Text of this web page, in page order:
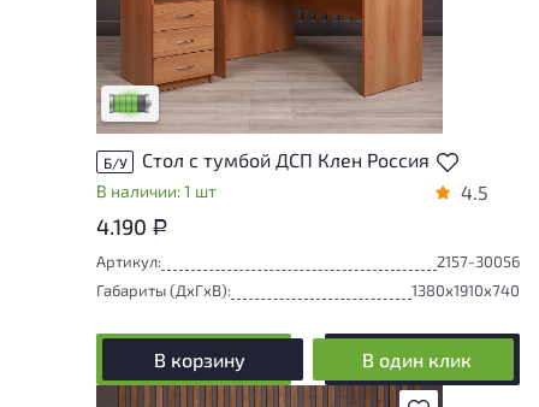
У товара присутствуют незначительные
следы эксплуатации, не влияющие на
удобство его использования
Низкая степень износа
Б/У Стол с тумбой ДСП Клен Россия
В наличии: 1 шт 4.5
4.190 Р
Артикул:
2157-30056
Габариты (ДxГxВ):
1380x1910x740
В корзину В один клик